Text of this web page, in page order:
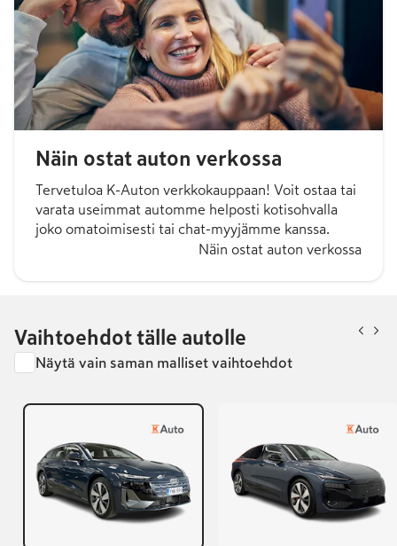
Näin ostat auton verkossa
Tervetuloa K-Auton verkkokauppaan! Voit ostaa tai
varata useimmat automme helposti kotisohvalla
joko omatoimisesti tai chat-myyjämme kanssa.
Näin ostat auton verkossa
Vaihtoehdot tälle autolle
Näytä vain saman malliset vaihtoehdot